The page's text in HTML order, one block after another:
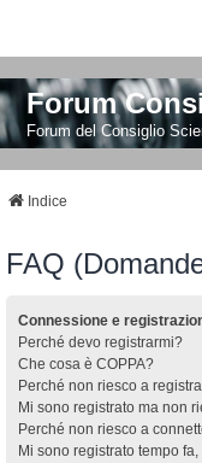
Forum
Forum del Consiglio
Indice
FAQ
Connessione e
Perché devo registrarmi?
Che cosa è COPPA?
Perché non riesco a
Mi sono registrato ma non
Perché non riesco a
Mi sono registrato tempo